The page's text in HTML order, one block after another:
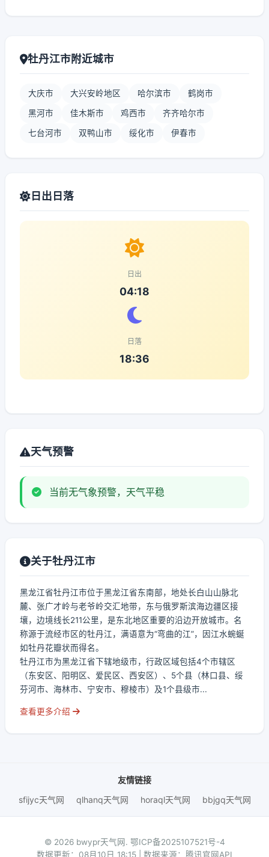
牡丹江市附近城市
大庆市 大兴安岭地区 哈尔滨市 鹤岗市
黑河市 佳木斯市 鸡西市 齐齐哈尔市
七台河市 双鸭山市 绥化市 伊春市
日出日落
日出
04:18
日落
18:36
天气预警
当前无气象预警，天气平稳
关于牡丹江市
黑龙江省牡丹江市位于黑龙江省东南部，地处长白山山脉北
麓、张广才岭与老爷岭交汇地带，东与俄罗斯滨海边疆区接
壤，边境线长211公里，是东北地区重要的沿边开放城市。名
称源于流经市区的牡丹江，满语意为“弯曲的江”，因江水蜿蜒
如牡丹花瓣状而得名。
牡丹江市为黑龙江省下辖地级市，行政区域包括4个市辖区
（东安区、阳明区、爱民区、西安区）、5个县（林口县、绥
芬河市、海林市、宁安市、穆棱市）及1个县级市...
查看更多介绍
友情链接
sfijyc天气网
qlhanq天气网 horaql天气网 bbjgq天气网
© 2026 bwypr天气网. 鄂ICP备2025107521号-4
数据更新：08月10日 18:15 | 数据来源：腾讯官网API